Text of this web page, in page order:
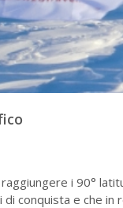
i 90°
conquista e che